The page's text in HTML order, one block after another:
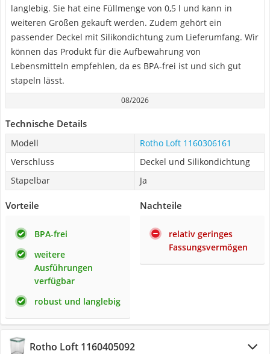
langlebig. Sie hat eine Füllmenge von 0,5 l und kann in
weiteren Größen gekauft werden. Zudem gehört ein
passender Deckel mit Silikondichtung zum Lieferumfang. Wir
können das Produkt für die Aufbewahrung von
Lebensmitteln empfehlen, da es BPA-frei ist und sich gut
stapeln lässt.
08/2026
Technische Details
Modell
Rotho Loft 1160306161
Verschluss
Deckel und Silikondichtung
Stapelbar
Ja
Vorteile
BPA-frei
weitere
Ausführungen
verfügbar
robust und langlebig
Nachteile
relativ geringes
Fassungsvermögen
Rotho Loft 1160405092